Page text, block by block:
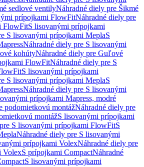
sedlové ventilyNáhradné diely pre Šikmé
prípojkami FlowFitNáhradné diely pre
FlowFitS lisovanými prípojkami
S lisovanými prípojkami MeplaS
Náhradné diely pre S lisovanými
kohútyNáhradné diely pre Guľové
FlowFitNáhradné diely pre S
S lisovanými prípojkami
S lisovanými prípojkami MeplaS
Náhradné diely pre S lisovanými
prípojkami Mapress, modré
podomietkovú montážNáhradné diely pre
montážS lisovanými prípojkami
S lisovanými prípojkami FlowFitS
Náhradné diely pre S lisovanými
prípojkami VolexNáhradné diely pre
VolexS prípojkami CompactNáhradné
S lisovanými prípojkami